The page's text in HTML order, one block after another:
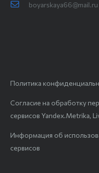
boyarskaya66@mail.ru
Политика
Согласие на обработку
сервисов Yandex.Metrika,
Информация об
сервисов